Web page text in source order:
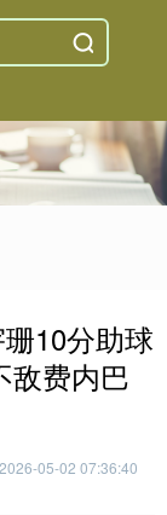
10分助球
敌费内巴
05-02 07:36:40